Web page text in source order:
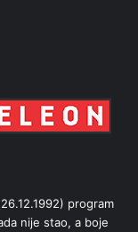
program
nije stao, a boje